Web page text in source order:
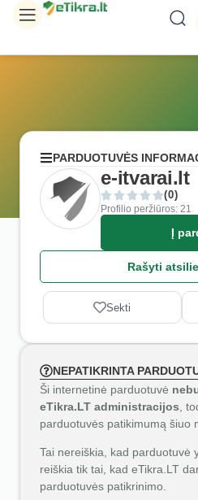
PARDUOTUVĖS
e-itvarai.lt
(0)
Profilio peržiūros: 21
Į
Rašyti
Sekti
NEPATIKRINTA
Ši internetinė parduotuvė
eTikra.LT administracijos ,
parduotuvės patikimumą šiuo
Tai nereiškia, kad parduotuvė
reiškia tik tai, kad eTikra.LT
parduotuvės patikrinimo.